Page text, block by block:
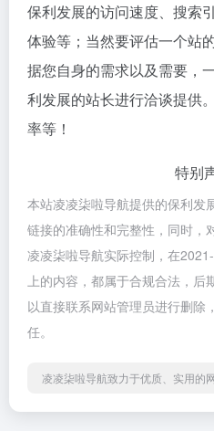
保利发展的访问速度、搜索
体验等；当然要评估一个站
据您自身的需求以及需要，
利发展的站长进行洽谈提供
率等！
特别
本站凌凌柒啦导航提供的保利发
链接的准确性和完整性，同时，
凌凌柒啦导航实际控制，在
上的内容，都属于合规合法，后
以直接联系网站管理员进行删除
任。
凌凌柒啦导航致力于优质、实用的